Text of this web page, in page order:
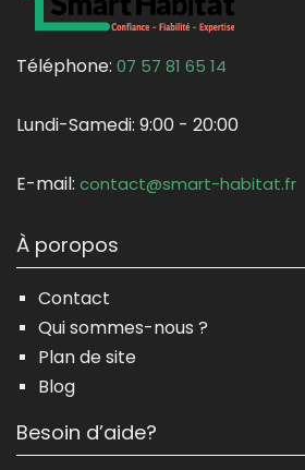
Téléphone: 07 57 81 65 14
Lundi-Samedi: 9:00 - 20:00
E-mail: contact@smart-habitat.fr
À poropos
Contact
Qui sommes-nous ?
Plan de site
Blog
Besoin d’aide?